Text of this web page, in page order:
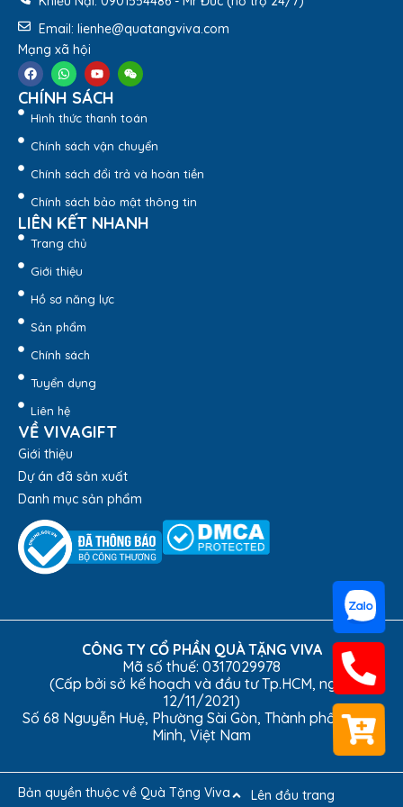
Bình Giữ Nhiệt LHC4269 – MHV HOME – vivagift
Thông tin sản phẩm:
Xuất xứ thương hiệu: Hàn Quốc
Chất liệu
+ Thân: Thép không gỉ (SUS304)
+ Nắp: PP
+ Gioăng: Silicone
+ Tay cầm: Thép không gỉ
Trọng lượng: 0.387 kg
Màu sắc: Trắng, Hồng Đậm, Xanh Navy
Email: lienhe@quatangviva.com
Mạng xã hội
CHÍNH SÁCH
Hình thức thanh toán
Chính sách vận chuyển
Chính sách đổi trả và hoàn tiền
Chính sách bảo mật thông tin
LIÊN KẾT NHANH
Trang chủ
Giới thiệu
Hồ sơ năng lực
Sản phẩm
Chính sách
Tuyển dụng
Liên hệ
VỀ VIVAGIFT
Giới thiệu
Dự án đã sản xuất
Danh mục sản phẩm
CÔNG TY CỔ PHẦN QUÀ TẶNG VIVA
Mã số thuế: 0317029978
(Cấp bởi sở kế hoạch và đầu tư Tp.HCM, ngày
12/11/2021)
Số 68 Nguyễn Huệ, Phường Sài Gòn, Thành phố Hồ Chí
Minh, Việt Nam
Bản quyền thuộc về Quà Tặng Viva Lên đầu trang